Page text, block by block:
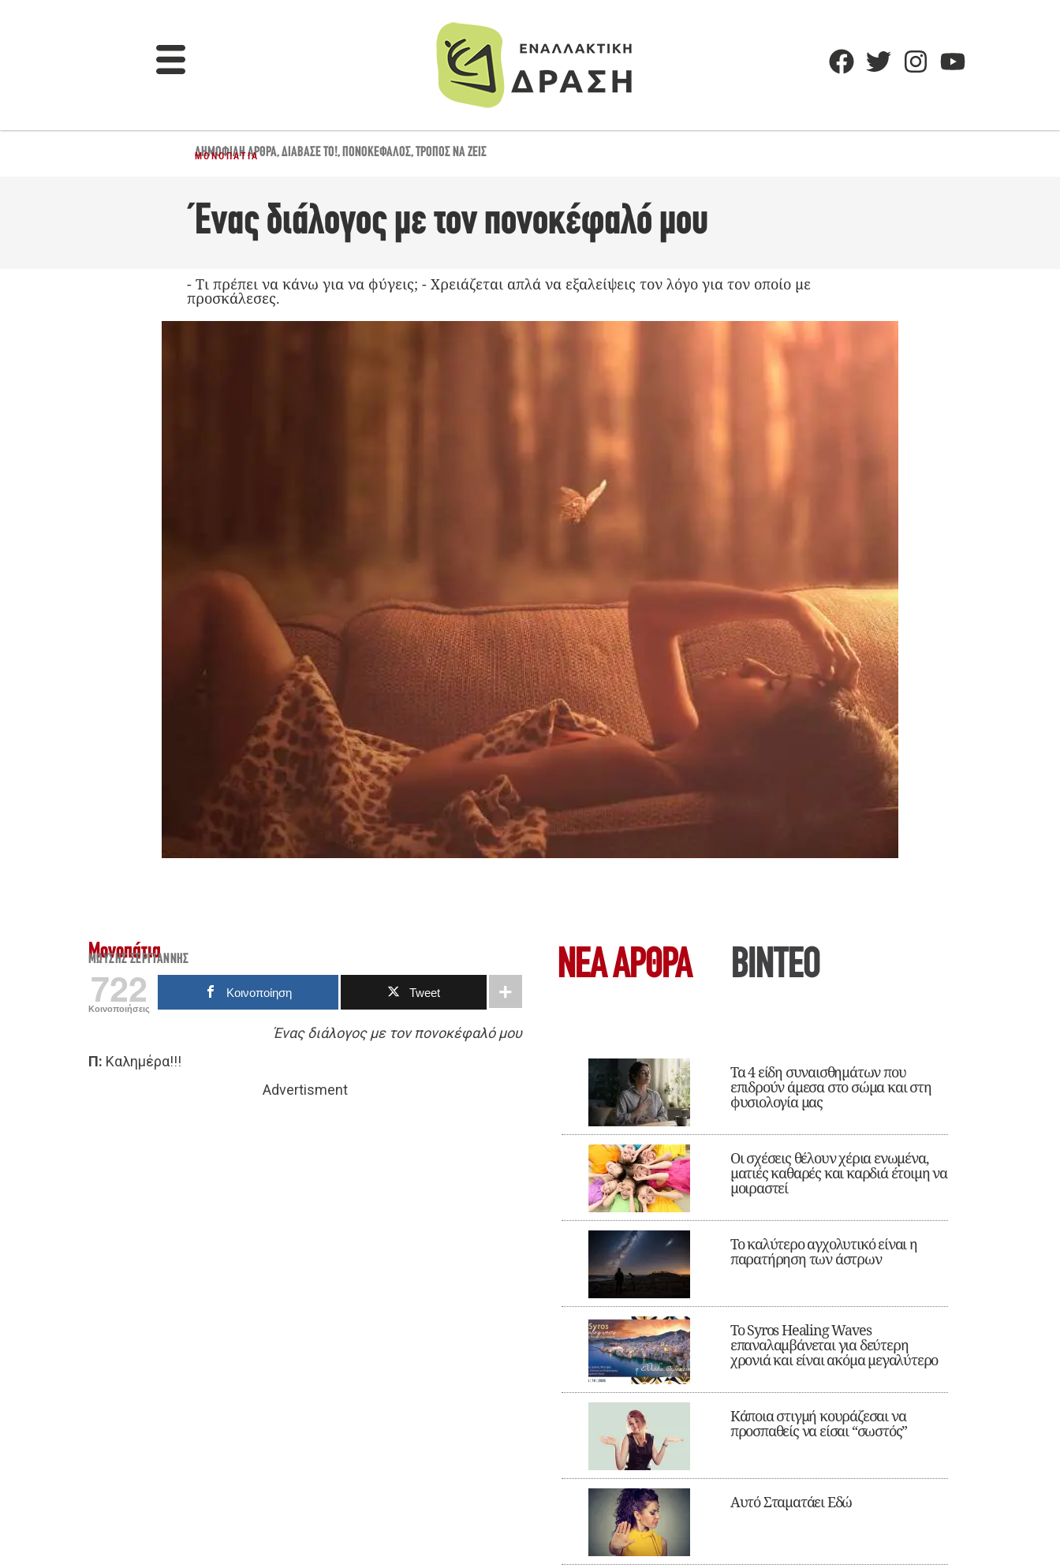
ΔΗΜΟΦΙΛΉ ΆΡΘΡΑ,ΔΙΆΒΑΣΈ ΤΟ!,ΠΟΝΟΚΈΦΑΛΟΣ,ΤΡΌΠΟΣ ΝΑ ΖΕΙΣ
ΜΟΝΟΠΆΤΙΑ
Ένας διάλογος με τον πονοκέφαλό μου
- Tι πρέπει να κάνω για να φύγεις; - Χρειάζεται απλά να εξαλείψεις τον λόγο για τον οποίο με
προσκάλεσες.
Μονοπάτια
ΜΩΥΣΉΣ ΣΕΡΓΙΆΝΝΗΣ
722
Κοινοποιήσεις
Κοινοποίηση Tweet
Ένας διάλογος με τον πονοκέφαλό μου
Π: Καλημέρα!!!
Advertisment
ΝΕΑ ΆΡΘΡΑ ΒΙΝΤΕΟ
Τα 4 είδη συναισθημάτων που
επιδρούν άμεσα στο σώμα και στη
φυσιολογία μας
Οι σχέσεις θέλουν χέρια ενωμένα,
ματιές καθαρές και καρδιά έτοιμη να
μοιραστεί
Το καλύτερο αγχολυτικό είναι η
παρατήρηση των άστρων
Το Syros Healing Waves
επαναλαμβάνεται για δεύτερη
χρονιά και είναι ακόμα μεγαλύτερο
Κάποια στιγμή κουράζεσαι να
προσπαθείς να είσαι “σωστός”
Αυτό Σταματάει Εδώ